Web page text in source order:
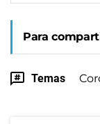
Para
Temas